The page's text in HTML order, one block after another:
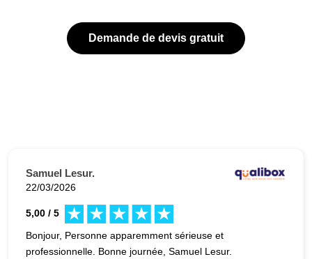
Demande de devis gratuit
Samuel Lesur.
22/03/2026
5,00 / 5
Bonjour, Personne apparemment sérieuse et
professionnelle. Bonne journée, Samuel Lesur.